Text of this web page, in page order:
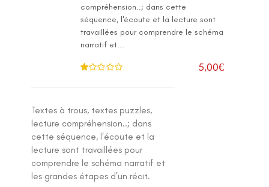
compréhension..; dans cette
séquence, l'écoute et la lecture sont
travaillées pour comprendre le schéma
narratif et...
0
su
5,00€
Textes à trous, textes puzzles,
lecture compréhension..; dans
cette séquence, l'écoute et la
lecture sont travaillées pour
comprendre le schéma narratif et
les grandes étapes d’un récit.